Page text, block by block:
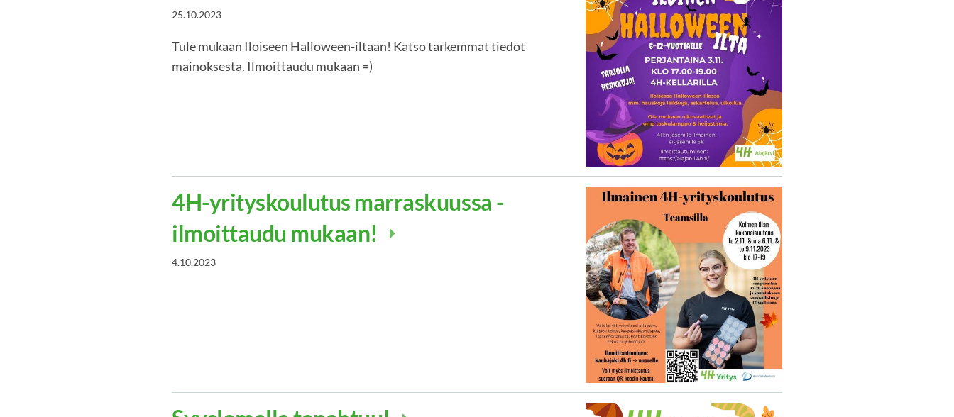
25.10.2023
Tule mukaan Iloiseen Halloween-iltaan! Katso tarkemmat tiedot
mainoksesta. Ilmoittaudu mukaan =)
4H-yrityskoulutus marraskuussa -
ilmoittaudu mukaan!
4.10.2023